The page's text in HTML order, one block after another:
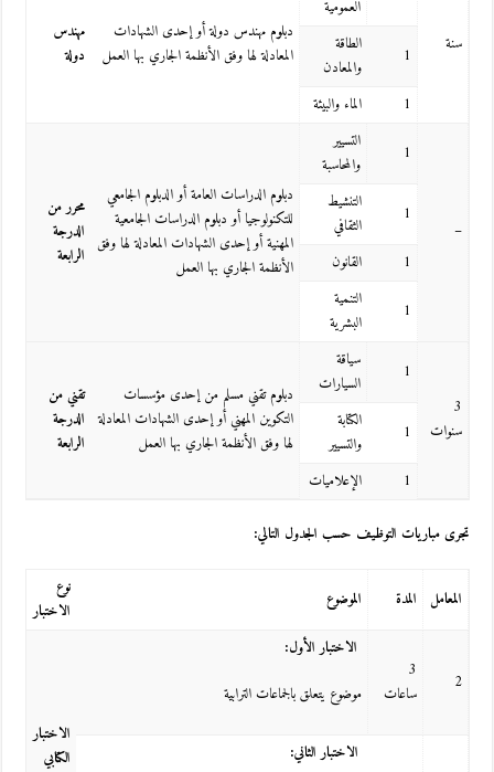
سنة
العمومية
دبلوم مهندس دولة أو إحدى الشهادات
المعادلة لها وفق الأنظمة الجاري بها العمل
مهندس
دولة
1
الطاقة
والمعادن
1
الماء والبيئة
–
1
التسيير
والمحاسبة
دبلوم الدراسات العامة أو الدبلوم الجامعي
للتكنولوجيا أو دبلوم الدراسات الجامعية
المهنية أو إحدى الشهادات المعادلة لها وفق
الأنظمة الجاري بها العمل
محرر من
الدرجة
الرابعة
1
التنشيط
الثقافي
1
القانون
1
التنمية
البشرية
3
سنوات
1
سياقة
السيارات
دبلوم تقني مسلم من إحدى مؤسسات
التكوين المهني أو إحدى الشهادات المعادلة
لها وفق الأنظمة الجاري بها العمل
تقني من
الدرجة
الرابعة
1
الكتابة
والتسيير
1
الإعلاميات
تجرى مباريات التوظيف حسب الجدول التالي:
المعامل المدة الموضوع
نوع
الاختبار
2
3
ساعات
الاختبار الأول:
موضوع يتعلق بالجماعات الترابية
الاختبار
الكتابي
الاختبار الثاني: